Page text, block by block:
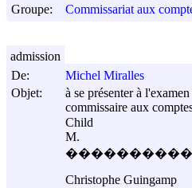
Groupe:
Commissariat aux
De:
Michel Miralles
Objet:
à se présenter à
commissaire aux
Child
M.
Christophe Guingamp
admission